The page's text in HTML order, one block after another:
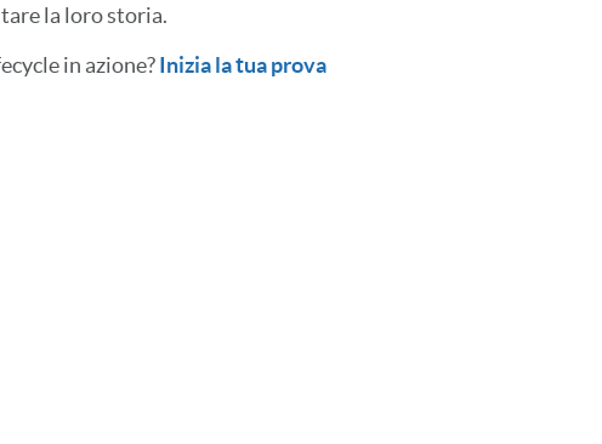
la loro storia.
in azione?Inizia la tua prova